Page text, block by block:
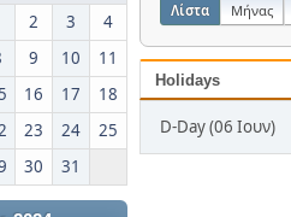
2 3
4
9 10
11
16 17
18
23 24
25
30 31
Λίστα Μήνας
Holidays
D-Day (06 Ιουν)